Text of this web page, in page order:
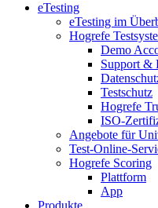
eTesting
eTesting im
Hogrefe
Demo
Support &
Testschutz
Hogrefe
ISO-
Angebote für
Test-Online-
Hogrefe Scoring
Plattform
App
Produkte